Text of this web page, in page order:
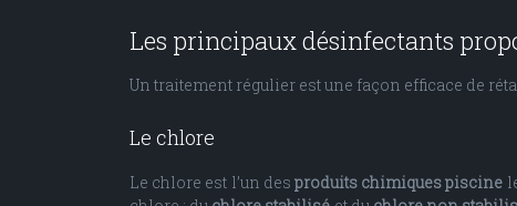
Les principaux désinfectants
Un traitement régulier est une façon efficace de
Le chlore
Le chlore est l’un des produits chimiques piscine